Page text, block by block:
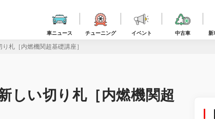
車ニュース チューニング イベント 中古車 新
札［内燃機関超基礎講座］
しい切り札［内燃機関超